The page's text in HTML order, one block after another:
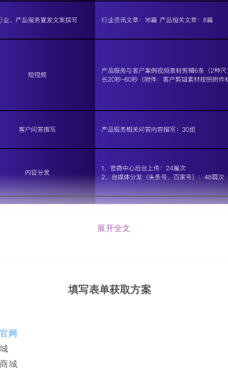
展开全文
填写表单获取方案
网
城